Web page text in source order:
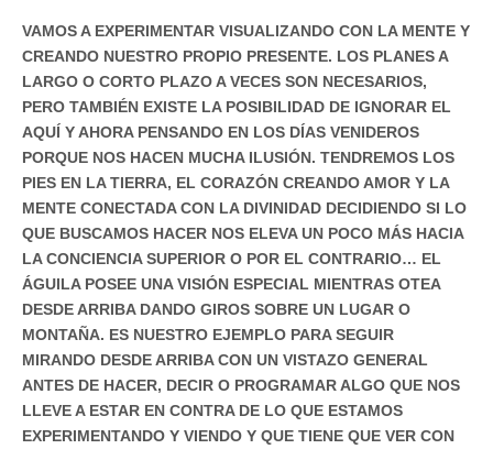
VAMOS A EXPERIMENTAR VISUALIZANDO CON LA MENTE Y
CREANDO NUESTRO PROPIO PRESENTE. LOS PLANES A
LARGO O CORTO PLAZO A VECES SON NECESARIOS,
PERO TAMBIÉN EXISTE LA POSIBILIDAD DE IGNORAR EL
AQUÍ Y AHORA PENSANDO EN LOS DÍAS VENIDEROS
PORQUE NOS HACEN MUCHA ILUSIÓN. TENDREMOS LOS
PIES EN LA TIERRA, EL CORAZÓN CREANDO AMOR Y LA
MENTE CONECTADA CON LA DIVINIDAD DECIDIENDO SI LO
QUE BUSCAMOS HACER NOS ELEVA UN POCO MÁS HACIA
LA CONCIENCIA SUPERIOR O POR EL CONTRARIO… EL
ÁGUILA POSEE UNA VISIÓN ESPECIAL MIENTRAS OTEA
DESDE ARRIBA DANDO GIROS SOBRE UN LUGAR O
MONTAÑA. ES NUESTRO EJEMPLO PARA SEGUIR
MIRANDO DESDE ARRIBA CON UN VISTAZO GENERAL
ANTES DE HACER, DECIR O PROGRAMAR ALGO QUE NOS
LLEVE A ESTAR EN CONTRA DE LO QUE ESTAMOS
EXPERIMENTANDO Y VIENDO Y QUE TIENE QUE VER CON